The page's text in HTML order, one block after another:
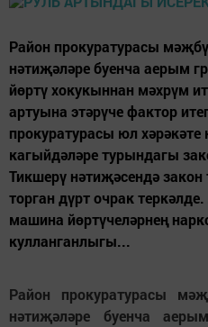
Район прокуратурасы
нәтиҗәләре буенча аерым
йөртү хокукыннан мәхрүм
артуына этәрүче фактор
прокуратурасы юл
кагыйдәләре турындагы
Тикшерү нәтиҗәсендә
торган дүрт очрак
машина йөртүчеләрнең
кулланганлыгы...
Район прокуратурасы
нәтиҗәләре буенча